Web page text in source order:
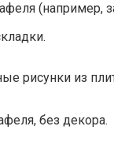
(например,
рисунки из
без декора.